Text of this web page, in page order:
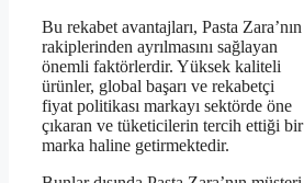
Bu rekabet avantajları, Pasta Zara’nın
rakiplerinden ayrılmasını sağlayan
önemli faktörlerdir. Yüksek kaliteli
ürünler, global başarı ve rekabetçi
fiyat politikası markayı sektörde öne
çıkaran ve tüketicilerin tercih ettiği bir
marka haline getirmektedir.